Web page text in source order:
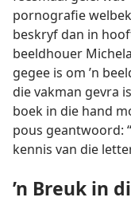
pornografie
beskryf dan in
beeldhouer
gegee is om ’n
die vakman gevra
boek in die hand
pous geantwoord:
kennis van die
’n Breuk in